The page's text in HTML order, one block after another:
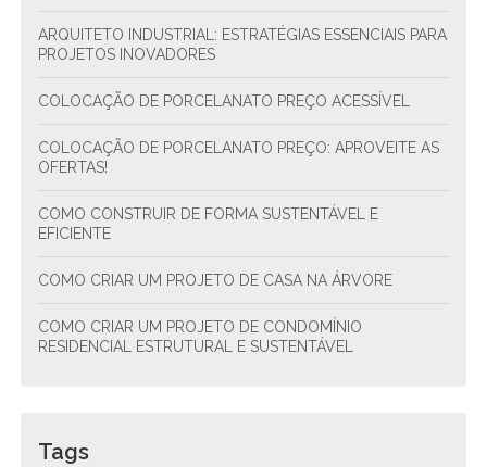
ARQUITETO INDUSTRIAL: ESTRATÉGIAS ESSENCIAIS PARA
PROJETOS INOVADORES
COLOCAÇÃO DE PORCELANATO PREÇO ACESSÍVEL
COLOCAÇÃO DE PORCELANATO PREÇO: APROVEITE AS
OFERTAS!
COMO CONSTRUIR DE FORMA SUSTENTÁVEL E
EFICIENTE
COMO CRIAR UM PROJETO DE CASA NA ÁRVORE
COMO CRIAR UM PROJETO DE CONDOMÍNIO
RESIDENCIAL ESTRUTURAL E SUSTENTÁVEL
COMO ENCONTRAR O ENCANADOR MAIS PRÓXIMO DE
Tags